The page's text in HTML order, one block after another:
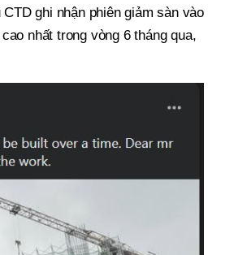
ghi nhận phiên giảm sàn vào
nhất trong vòng 6 tháng qua,